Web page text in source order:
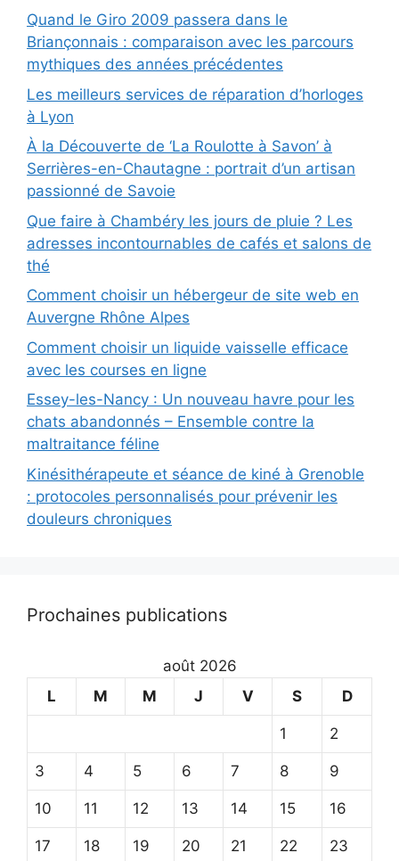
Quand le Giro 2009 passera dans le
Briançonnais : comparaison avec les parcours
mythiques des années précédentes
Les meilleurs services de réparation d’horloges
à Lyon
À la Découverte de ‘La Roulotte à Savon’ à
Serrières-en-Chautagne : portrait d’un artisan
passionné de Savoie
Que faire à Chambéry les jours de pluie ? Les
adresses incontournables de cafés et salons de
thé
Comment choisir un hébergeur de site web en
Auvergne Rhône Alpes
Comment choisir un liquide vaisselle efficace
avec les courses en ligne
Essey-les-Nancy : Un nouveau havre pour les
chats abandonnés – Ensemble contre la
maltraitance féline
Kinésithérapeute et séance de kiné à Grenoble
: protocoles personnalisés pour prévenir les
douleurs chroniques
Prochaines publications
août 2026
L
M M J V S D
1 2
3 4 5 6 7 8 9
10 11 12 13 14 15 16
17 18 19 20 21 22 23